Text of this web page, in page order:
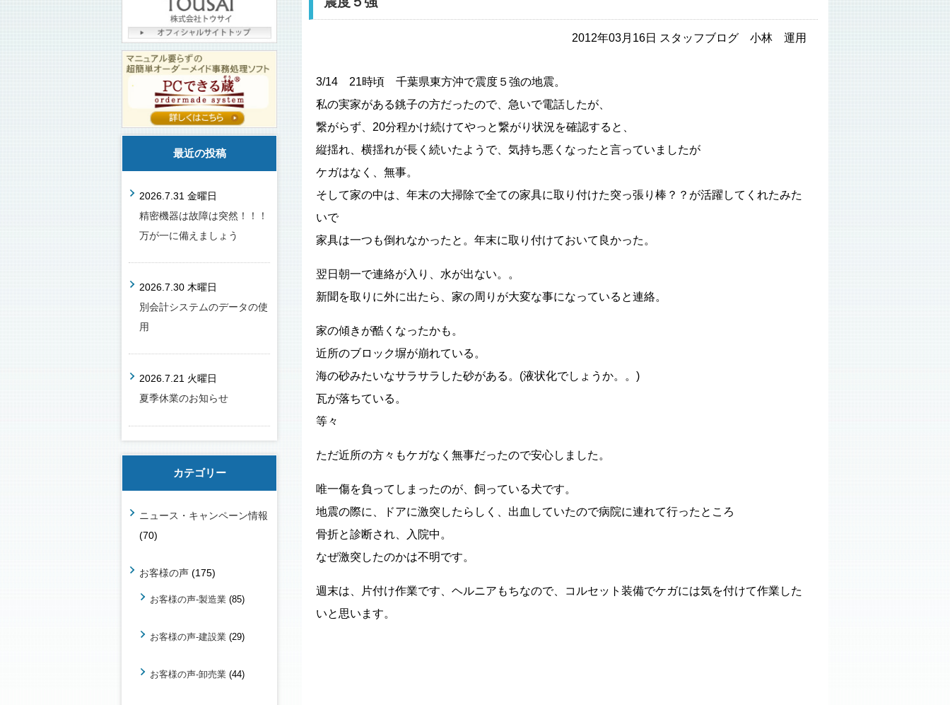
2012年03月16日 スタッフブログ 小林 運用
3/14 21時頃 千葉県東方沖で震度５強の地震。
私の実家がある銚子の方だったので、急いで電話したが、
繋がらず、20分程かけ続けてやっと繋がり状況を確認すると、
縦揺れ、横揺れが長く続いたようで、気持ち悪くなったと言っていましたが
ケガはなく、無事。
そして家の中は、年末の大掃除で全ての家具に取り付けた突っ張り棒？？が活躍してくれたみた
いで
家具は一つも倒れなかったと。年末に取り付けておいて良かった。
翌日朝一で連絡が入り、水が出ない。。
新聞を取りに外に出たら、家の周りが大変な事になっていると連絡。
家の傾きが酷くなったかも。
近所のブロック塀が崩れている。
海の砂みたいなサラサラした砂がある。(液状化でしょうか。。)
瓦が落ちている。
等々
ただ近所の方々もケガなく無事だったので安心しました。
唯一傷を負ってしまったのが、飼っている犬です。
地震の際に、ドアに激突したらしく、出血していたので病院に連れて行ったところ
骨折と診断され、入院中。
なぜ激突したのかは不明です。
週末は、片付け作業です、ヘルニアもちなので、コルセット装備でケガには気を付けて作業した
いと思います。
最近の投稿
2026.7.31 金曜日
精密機器は故障は突然！！！
万が一に備えましょう
2026.7.30 木曜日
別会計システムのデータの使
用
2026.7.21 火曜日
夏季休業のお知らせ
カテゴリー
ニュース・キャンペーン情報
(70)
お客様の声 (175)
お客様の声-製造業 (85)
お客様の声-建設業 (29)
お客様の声-卸売業 (44)